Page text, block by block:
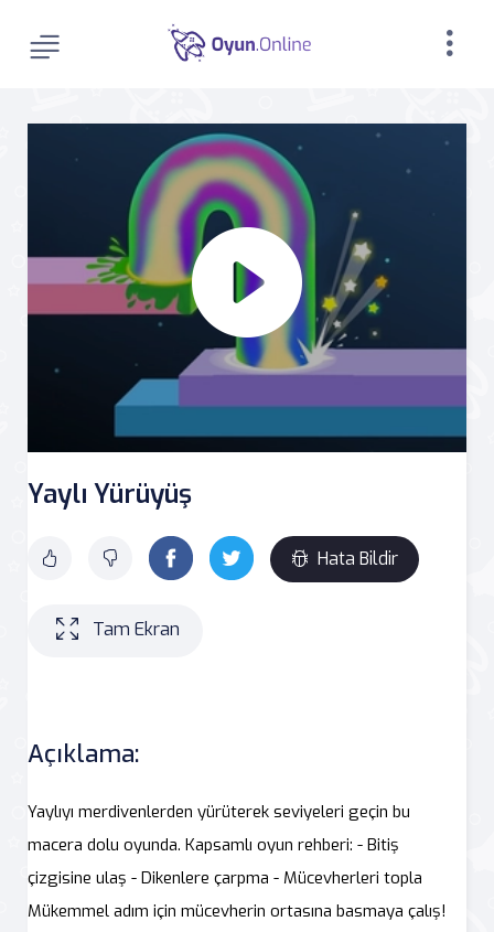
Yaylı Yürüyüş
Hata Bildir
Tam Ekran
Açıklama:
Yaylıyı merdivenlerden yürüterek seviyeleri geçin bu
macera dolu oyunda. Kapsamlı oyun rehberi: - Bitiş
çizgisine ulaş - Dikenlere çarpma - Mücevherleri topla
Mükemmel adım için mücevherin ortasına basmaya çalış!